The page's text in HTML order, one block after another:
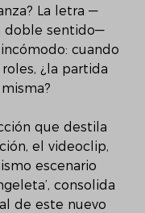
La letra —
doble sentido—
cuando
¿la partida
que destila
el videoclip,
escenario
consolida
de este nuevo